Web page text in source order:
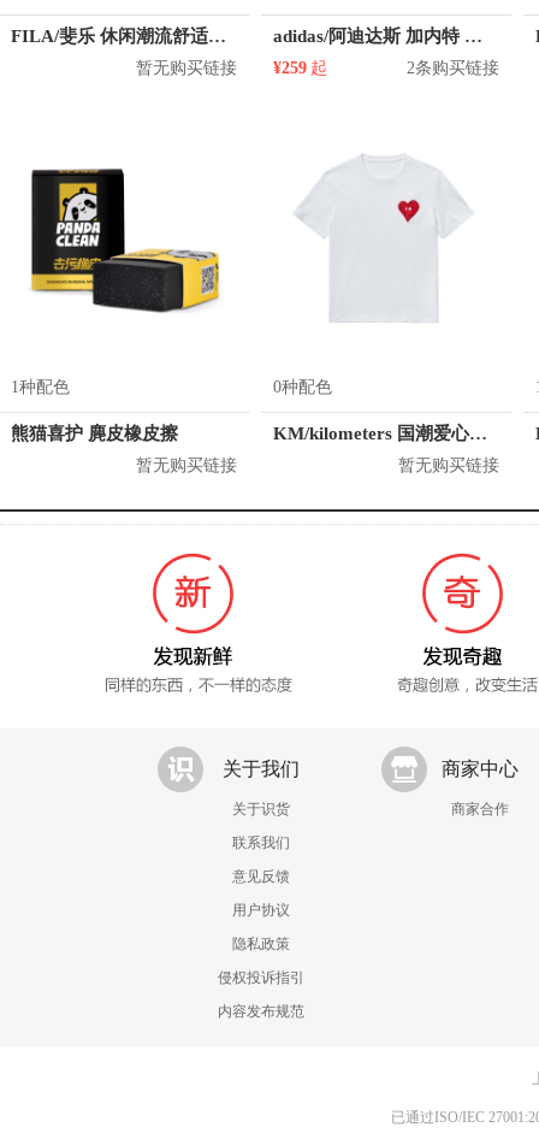
FILA/斐乐 休闲潮流舒适篮球鞋 T12W941203F
暂无购买链接
adidas/阿迪达斯 加内特 篮网队 2号球衣
¥259 起 2条购买链接
1种配色
熊猫喜护 麂皮橡皮擦
暂无购买链接
0种配色
KM/kilometers 国潮爱心短袖T恤 M2X2108466
暂无购买链接
关于我们
关于识货
联系我们
意见反馈
用户协议
隐私政策
侵权投诉指引
内容发布规范
商家中心
商家合作
已通过ISO/IEC